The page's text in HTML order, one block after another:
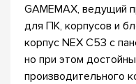
GAMEMAX, ведущий
для ПК, корпусов и
корпус NEX C53 с
но при этом
производительного